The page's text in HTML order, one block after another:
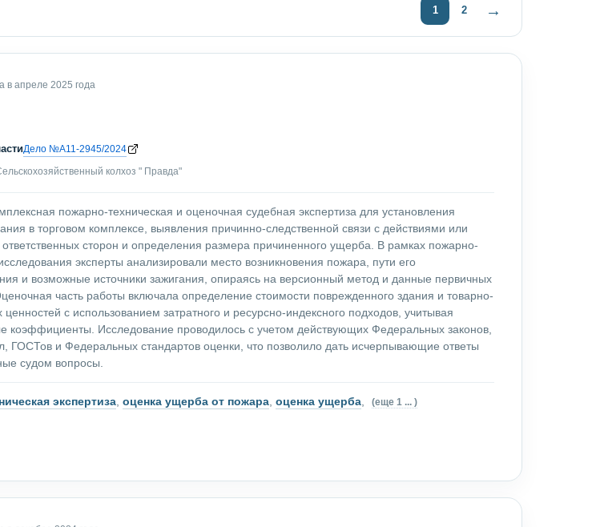
1 2 →
в апреле 2025 года
Дело №А11-2945/2024
колхоз " Правда"
пожарно-техническая и оценочная судебная экспертиза для установления
в торговом комплексе, выявления причинно-следственной связи с действиями или
сторон и определения размера причиненного ущерба. В рамках пожарно-
эксперты анализировали место возникновения пожара, пути его
и возможные источники зажигания, опираясь на версионный метод и данные первичных
часть работы включала определение стоимости поврежденного здания и товарно-
с использованием затратного и ресурсно-индексного подходов, учитывая
коэффициенты. Исследование проводилось с учетом действующих Федеральных законов,
ГОСТов и Федеральных стандартов оценки, что позволило дать исчерпывающие ответы
судом вопросы.
экспертиза, оценка ущерба от пожара, оценка ущерба, (еще 1 ... )